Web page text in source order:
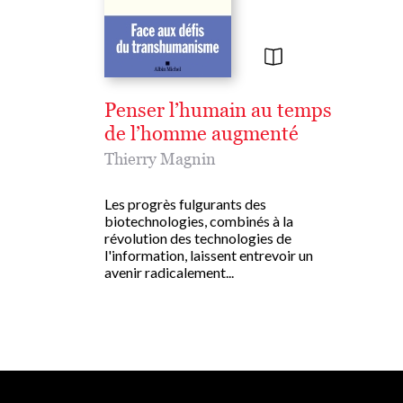
Penser l’humain au temps
de l’homme augmenté
Thierry Magnin
Les progrès fulgurants des
biotechnologies, combinés à la
révolution des technologies de
l'information, laissent entrevoir un
avenir radicalement...